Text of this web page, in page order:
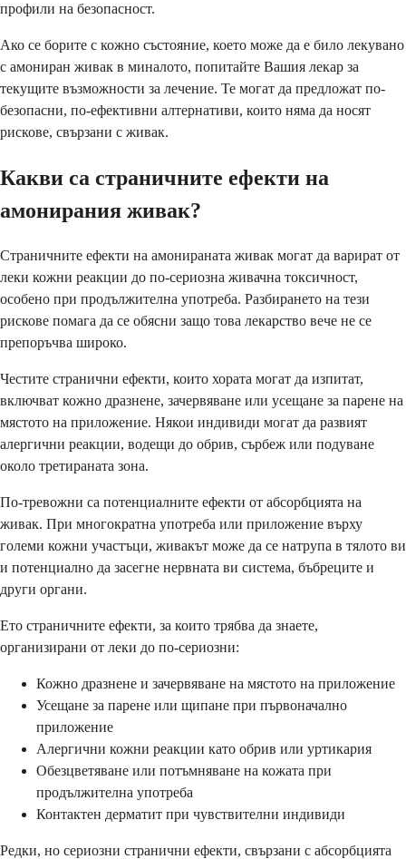
профили на безопасност.
Ако се борите с кожно състояние, което може да е било лекувано
с амониран живак в миналото, попитайте Вашия лекар за
текущите възможности за лечение. Те могат да предложат по-
безопасни, по-ефективни алтернативи, които няма да носят
рискове, свързани с живак.
Какви са страничните ефекти на
амонирания живак?
Страничните ефекти на амонираната живак могат да варират от
леки кожни реакции до по-сериозна живачна токсичност,
особено при продължителна употреба. Разбирането на тези
рискове помага да се обясни защо това лекарство вече не се
препоръчва широко.
Честите странични ефекти, които хората могат да изпитат,
включват кожно дразнене, зачервяване или усещане за парене на
мястото на приложение. Някои индивиди могат да развият
алергични реакции, водещи до обрив, сърбеж или подуване
около третираната зона.
По-тревожни са потенциалните ефекти от абсорбцията на
живак. При многократна употреба или приложение върху
големи кожни участъци, живакът може да се натрупа в тялото ви
и потенциално да засегне нервната ви система, бъбреците и
други органи.
Ето страничните ефекти, за които трябва да знаете,
организирани от леки до по-сериозни:
Кожно дразнене и зачервяване на мястото на приложение
Усещане за парене или щипане при първоначално
приложение
Алергични кожни реакции като обрив или уртикария
Обезцветяване или потъмняване на кожата при
продължителна употреба
Контактен дерматит при чувствителни индивиди
Редки, но сериозни странични ефекти, свързани с абсорбцията